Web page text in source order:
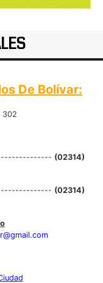
De Bolívar:
302
(02314)
(02314)